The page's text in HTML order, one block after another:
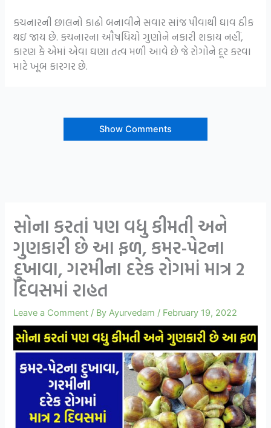
કચનારની છાલનો કાઢો બનાવીને સવાર સાંજ પીવાથી ઘાવ ઠીક
થઇ જાય છે. કચનારના ઔષધિયો ગુણોને નકારી શકાય નહીં,
કારણ કે એમાં એવા ઘણા તત્વ મળી આવે છે જે રોગોને દૂર કરવા
માટે ખૂબ કારગર છે.
Show Comments
સોના કરતાં પણ વધુ કીમતી અને
ગુણકારી છે આ ફળ, કમર-પેટના
દુખાવા, ગરમીના દરેક રોગમાં માત્ર 2
દિવસમાં રાહત
Leave a Comment / ByAyurvedam / February 19, 2022